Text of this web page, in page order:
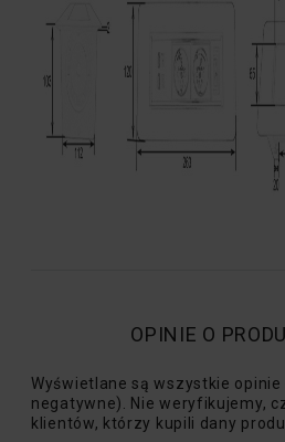
OPINIE O
Wyświetlane są wszystkie
negatywne). Nie weryfikujemy,
klientów, którzy kupili dany